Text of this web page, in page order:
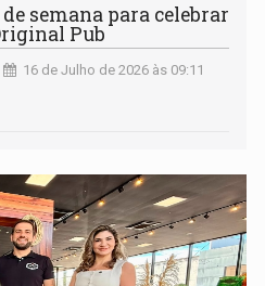
semana para celebrar
Pub
16 de Julho de 2026 às 09:11